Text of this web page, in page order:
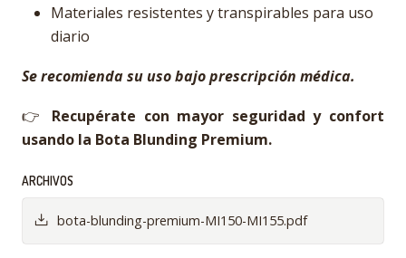
Materiales resistentes y transpirables para uso
diario
Se recomienda su uso bajo prescripción médica.
👉 Recupérate con mayor seguridad y confort
usando la Bota Blunding Premium.
ARCHIVOS
bota-blunding-premium-MI150-MI155.pdf